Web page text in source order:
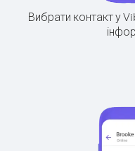
Вибрати контакт у